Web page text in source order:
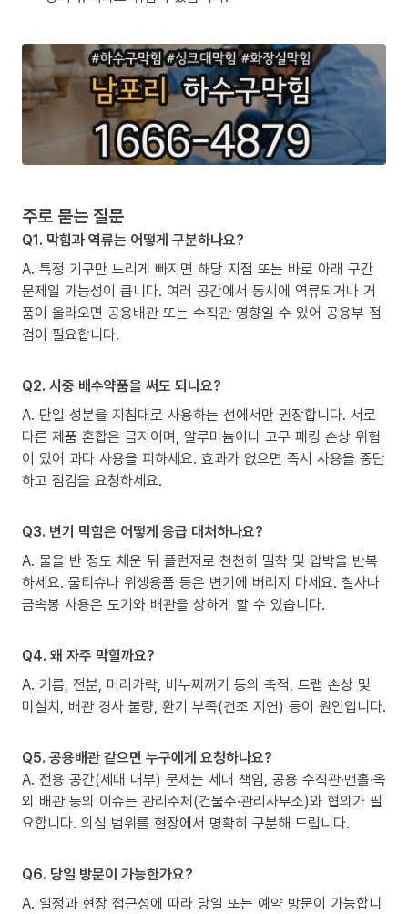
주로 묻는 질문
Q1. 막힘과 역류는 어떻게 구분하나요?
A. 특정 기구만 느리게 빠지면 해당 지점 또는 바로 아래 구간
문제일 가능성이 큽니다. 여러 공간에서 동시에 역류되거나 거
품이 올라오면 공용배관 또는 수직관 영향일 수 있어 공용부 점
검이 필요합니다.
Q2. 시중 배수약품을 써도 되나요?
A. 단일 성분을 지침대로 사용하는 선에서만 권장합니다. 서로
다른 제품 혼합은 금지이며, 알루미늄이나 고무 패킹 손상 위험
이 있어 과다 사용을 피하세요. 효과가 없으면 즉시 사용을 중단
하고 점검을 요청하세요.
Q3. 변기 막힘은 어떻게 응급 대처하나요?
A. 물을 반 정도 채운 뒤 플런저로 천천히 밀착 및 압박을 반복
하세요. 물티슈나 위생용품 등은 변기에 버리지 마세요. 철사나
금속봉 사용은 도기와 배관을 상하게 할 수 있습니다.
Q4. 왜 자주 막힐까요?
A. 기름, 전분, 머리카락, 비누찌꺼기 등의 축적, 트랩 손상 및
미설치, 배관 경사 불량, 환기 부족(건조 지연) 등이 원인입니다.
Q5. 공용배관 같으면 누구에게 요청하나요?
A. 전용 공간(세대 내부) 문제는 세대 책임, 공용 수직관·맨홀·옥
외 배관 등의 이슈는 관리주체(건물주·관리사무소)와 협의가 필
요합니다. 의심 범위를 현장에서 명확히 구분해 드립니다.
Q6. 당일 방문이 가능한가요?
A. 일정과 현장 접근성에 따라 당일 또는 예약 방문이 가능합니